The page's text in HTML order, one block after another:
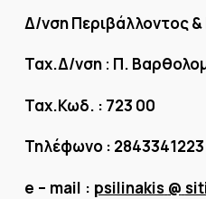
Δ/νση Περιβάλλοντος
Ταχ.Δ/νση: Π.
Ταχ.Κωδ. : 723 00
Τηλέφωνο : 2843341223
e – mail : psilinakis @